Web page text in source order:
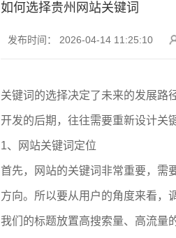
如何选择贵州网站关键词
发布时间： 2026-04-14 11:25:10
关键词的选择决定了未来的发展路
开发的后期，往往需要重新设计关
1、网站关键词定位
首先，网站的关键词非常重要，需
方向。所以要从用户的角度来看，
我们的标题放置高搜索量、高流量